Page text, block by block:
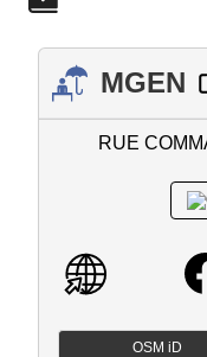
MGEN
RUE
OSM iD